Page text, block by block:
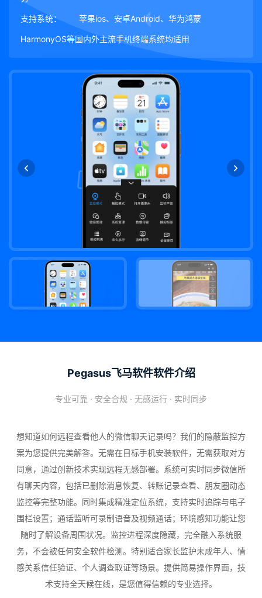
支持系统： 苹果ios、安卓Android、华为鸿蒙
HarmonyOS等国内外主流手机终端系统均适用
Pegasus飞马软件软件介绍
专业可靠 · 安全合规 · 无感运行 · 实时同步
想知道如何远程查看他人的微信聊天记录吗？我们的隐蔽监控方
案为您提供完美解答。无需在目标手机安装软件，无需获取对方
同意，通过创新技术实现远程无感部署。系统可实时同步微信所
有聊天内容，包括已删除消息恢复、转账记录查看、朋友圈动态
监控等完整功能。同时集成精准定位系统，支持实时追踪与电子
围栏设置；通话监听可录制语音及视频通话；环境感知功能让您
随时了解设备周围状况。监控进程深度隐藏，完全融入系统服
务，不会被任何安全软件检测。特别适合家长监护未成年人、情
感关系信任验证、个人调查取证等场景。提供简易操作界面，技
术支持全天候在线，是您值得信赖的专业选择。